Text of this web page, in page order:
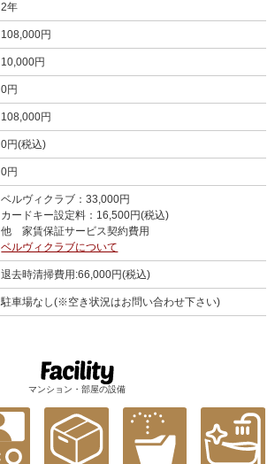
2年
108,000円
10,000円
0円
108,000円
0円(税込)
0円
ベルヴィクラブ：33,000円
カードキー設定料：16,500円(税込)
他 家賃保証サービス契約費用
ベルヴィクラブについて
退去時清掃費用:66,000円(税込)
駐車場なし(※空き状況はお問い合わせ下さい)
マンション・部屋の設備